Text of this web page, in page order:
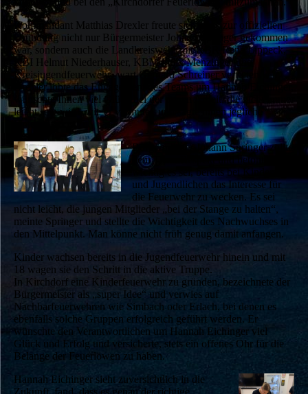
Kommandant Matthias Drexler freute sich, dass zur offiziellen
Gründung nicht nur Bürgermeister Johann Springer gekommen
war, sondern auch die Landkreiswehr mit KBR René Lippeck,
KBI Helmut Niederhauser, KBM Felix Menzinger und
Kreisjugendfeuerwehr- wart Gerhard Schreiner vertreten war.
Drexler lobte das Engagement des Teams um Hannah Eichinger,
wünschte Ihnen viel Glück bei der neuen Arbeit, die nicht immer
leicht sein wird, wie er vermutet, und sagte ihnen jegliche
Bürgermeister Johann Springer zollte
dem Team Respekt und betonte, wie
wichtig es sei, bereits bei Kindern
und Jugendlichen das Interesse für
die Feuerwehr zu wecken. Es sei
nicht leicht, die jungen Mitglieder „bei der Stange zu halten“,
meinte Springer und stellte die Wichtigkeit des Nachwuchses in
den Mittelpunkt. Man könne nicht früh genug damit anfangen.
Kinder wachsen bereits in die Jugendfeuerwehr hinein und mit
18 wagen sie den Schritt in die aktive Truppe.
In Kirchdorf eine Kinderfeuerwehr zu gründen, bezeichnete der
Bürgermeister als „super Idee“ und verwies auf
Nachbarfeuerwehren wie Simbach oder Erlach, bei denen es
ebenfalls solche Gruppen erfolgreich geführt werden. Er
wünschte den Verantwortlichen um Hannah Eichinger viel
Glück und Erfolg und versicherte, stets ein offenes Ohr für die
Belange der Feuerlöwen zu haben.
Hannah Eichinger sieht zuversichtlich in die
Zukunft, fand, dass es genau der richtige